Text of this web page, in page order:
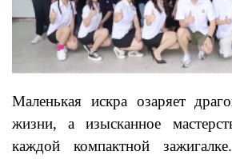
Маленькая искра озаряет
жизни, а изысканное
каждой компактной